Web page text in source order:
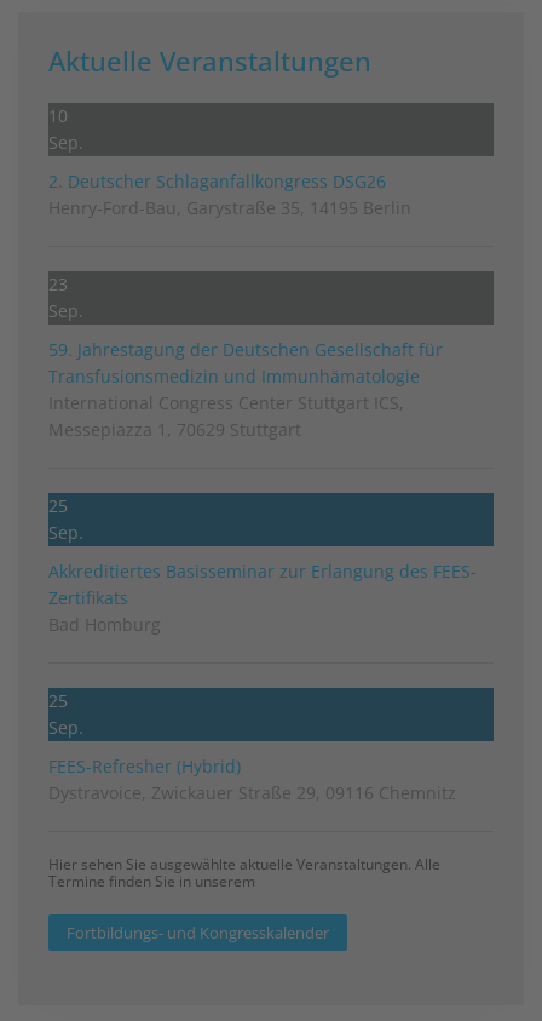
Aktuelle Veranstaltungen
10
Sep.
2. Deutscher Schlag­anfall­kongress DSG26
Henry-Ford-Bau, Garystraße 35, 14195 Berlin
23
Sep.
59. Jahrestagung der Deutschen Gesellschaft für
Transfusionsmedizin und Immunhämatologie
International Congress Center Stuttgart ICS,
Messepiazza 1, 70629 Stuttgart
25
Sep.
Akkreditiertes Basisseminar zur Erlangung des FEES-
Zertifikats
Bad Homburg
25
Sep.
FEES-Refresher (Hybrid)
Dystravoice, Zwickauer Straße 29, 09116 Chemnitz
Hier sehen Sie ausgewählte aktuelle Veranstaltungen. Alle
Termine finden Sie in unserem
Fortbildungs- und Kongresskalender